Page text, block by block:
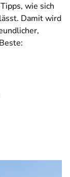
wie sich
Damit wird